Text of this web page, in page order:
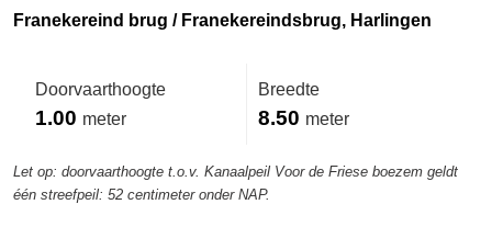
Franekereind brug / Franekereindsbrug, Harlingen
Doorvaarthoogte
1.00 meter
Breedte
8.50 meter
Let op: doorvaarthoogte t.o.v. Kanaalpeil Voor de Friese boezem geldt
één streefpeil: 52 centimeter onder NAP.